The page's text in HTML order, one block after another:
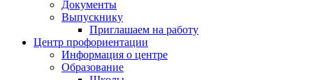
Документы
Выпускнику
Приглашаем на работу
Центр профориентации
Информация о центре
Образование